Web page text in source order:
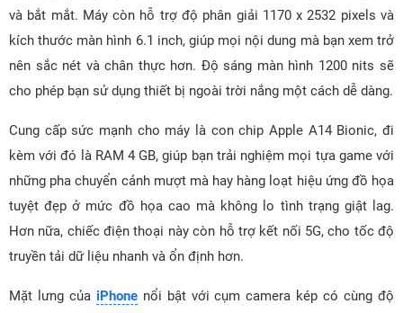
và bắt mắt. Máy còn hỗ trợ độ phân giải 1170 x 2532 pixels và
kích thước màn hình 6.1 inch, giúp mọi nội dung mà bạn xem trở
nên sắc nét và chân thực hơn. Độ sáng màn hình 1200 nits sẽ
cho phép bạn sử dụng thiết bị ngoài trời nắng một cách dễ dàng.
Cung cấp sức mạnh cho máy là con chip Apple A14 Bionic, đi
kèm với đó là RAM 4 GB, giúp bạn trải nghiệm mọi tựa game với
những pha chuyển cảnh mượt mà hay hàng loạt hiệu ứng đồ họa
tuyệt đẹp ở mức đồ họa cao mà không lo tình trạng giật lag.
Hơn nữa, chiếc điện thoại này còn hỗ trợ kết nối 5G, cho tốc độ
truyền tải dữ liệu nhanh và ổn định hơn.
Mặt lưng của iPhonenổi bật với cụm camera kép có cùng độ